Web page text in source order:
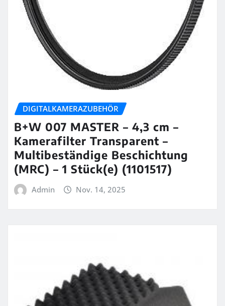
DIGITALKAMERAZUBEHÖR
B+W 007 MASTER – 4,3 cm –
Kamerafilter Transparent –
Multibeständige Beschichtung
(MRC) – 1 Stück(e) (1101517)
Admin Nov. 14, 2025